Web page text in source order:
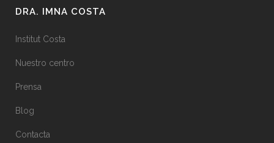
DRA. IMNA COSTA
Institut Costa
Nuestro centro
Prensa
Blog
Contacta